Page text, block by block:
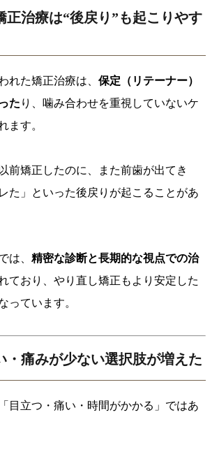
正治療は“後戻り”も起こりやす
れた矯正治療は、 保定（リテーナー）
た り、噛み合わせを重視していないケ
ます。
前矯正したのに、また前歯が出てき
た」といった後戻りが起こることがあ
は、 精密な診断と長期的な視点での治
ており、やり直し矯正もより安定した
っています。
・痛みが少ない選択肢が増えた
目立つ・痛い・時間がかかる」ではあ